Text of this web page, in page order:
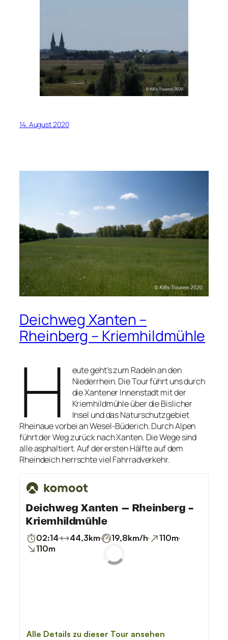
14. August 2020
Deichweg Xanten –
Rheinberg – Kriemhildmühle
H
eute geht’s zum Radeln an den
Niederrhein. Die Tour führt uns durch
die Xantener Innenstadt mit der
Kriemhildmühle über die Bislicher
Insel und das Naturschutzgebiet
Rheinaue vorbei an Wesel-Büderich. Durch Alpen
führt der Weg zurück nach Xanten. Die Wege sind
alle asphaltiert. Auf der ersten Hälfte auf dem
Rheindeich herrschte viel Fahrradverkehr.